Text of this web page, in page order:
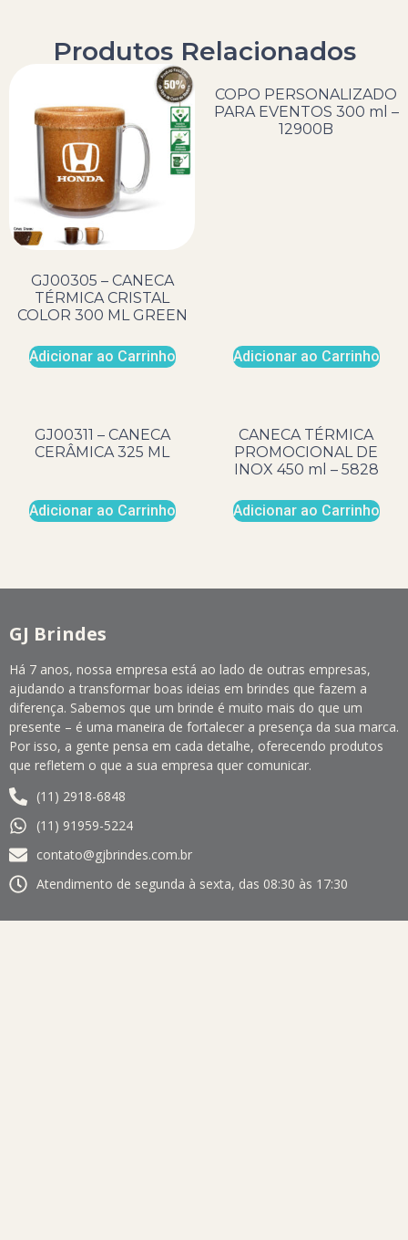
Produtos Relacionados
GJ00305 – CANECA
TÉRMICA CRISTAL
COLOR 300 ML GREEN
Adicionar ao Carrinho
COPO PERSONALIZADO
PARA EVENTOS 300 ml –
12900B
Adicionar ao Carrinho
GJ00311 – CANECA
CERÂMICA 325 ML
Adicionar ao Carrinho
CANECA TÉRMICA
PROMOCIONAL DE
INOX 450 ml – 5828
Adicionar ao Carrinho
GJ Brindes
Há 7 anos, nossa empresa está ao lado de outras empresas,
ajudando a transformar boas ideias em brindes que fazem a
diferença. Sabemos que um brinde é muito mais do que um
presente – é uma maneira de fortalecer a presença da sua marca.
Por isso, a gente pensa em cada detalhe, oferecendo produtos
que refletem o que a sua empresa quer comunicar.
(11) 2918-6848
(11) 91959-5224
contato@gjbrindes.com.br
Atendimento de segunda à sexta, das 08:30 às 17:30